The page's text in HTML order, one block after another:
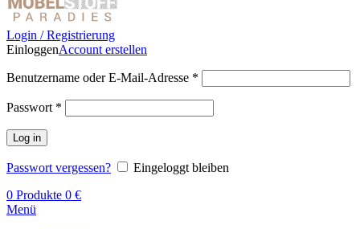
Login / Registrierung
EinloggenAccount erstellen
Benutzername oder E-Mail-Adresse *
Passwort *
Log in
Passwort vergessen?
Eingeloggt bleiben
0 Produkte 0 €
Menü